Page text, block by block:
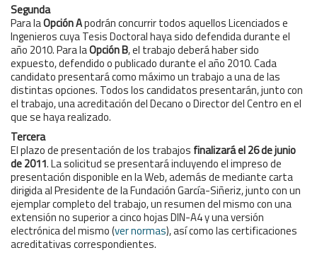
Segunda
Para laOpción Apodrán concurrir todos aquellos Licenciados e
Ingenieros cuya Tesis Doctoral haya sido defendida durante el
año 2010. Para laOpción B, el trabajo deberá haber sido
expuesto, defendido o publicado durante el año 2010. Cada
candidato presentará como máximo un trabajo a una de las
distintas opciones. Todos los candidatos presentarán, junto con
el trabajo, una acreditación del Decano o Director del Centro en el
que se haya realizado.
Tercera
El plazo de presentación de los trabajos finalizará el 26 de junio
de 2011. La solicitud se presentará incluyendo el impreso de
presentación disponible en la Web, además de mediante carta
dirigida al Presidente de la Fundación García-Siñeriz, junto con un
ejemplar completo del trabajo, un resumen del mismo con una
extensión no superior a cinco hojas DIN-A4 y una versión
electrónica del mismo (ver normas), así como las certificaciones
acreditativas correspondientes.